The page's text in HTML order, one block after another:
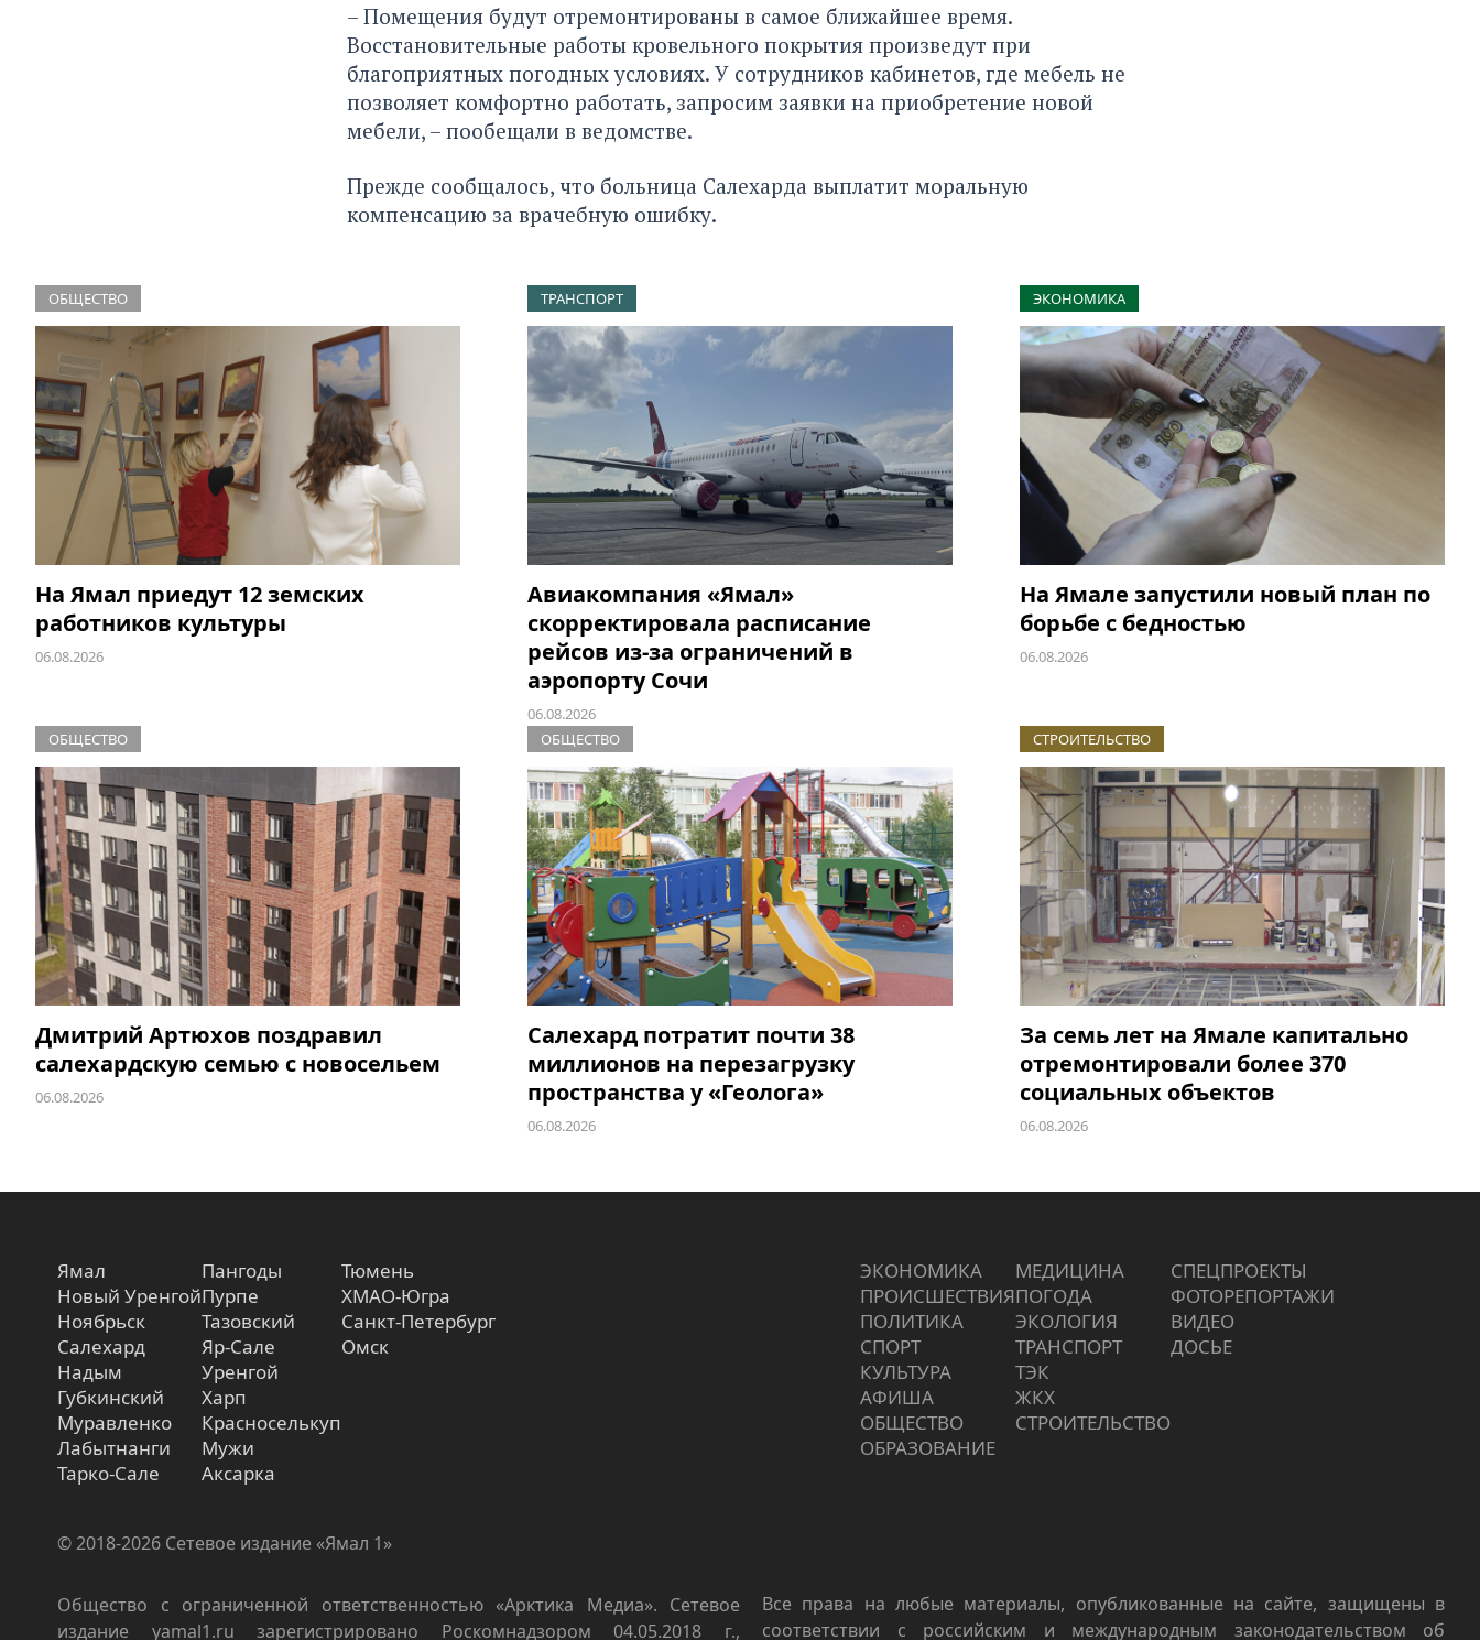
– Помещения будут отремонтированы в самое ближайшее время.
Восстановительные работы кровельного покрытия произведут при
благоприятных погодных условиях. У сотрудников кабинетов, где мебель не
позволяет комфортно работать, запросим заявки на приобретение новой
мебели, – пообещали в ведомстве.
Прежде сообщалось, что больница Салехарда выплатит моральную
компенсацию за врачебную ошибку.
ОБЩЕСТВО
На Ямал приедут 12 земских
работников культуры
06.08.2026
ТРАНСПОРТ
Авиакомпания «Ямал»
скорректировала расписание
рейсов из-за ограничений в
аэропорту Сочи
06.08.2026
ЭКОНОМИКА
На Ямале запустили новый план по
борьбе с бедностью
06.08.2026
ОБЩЕСТВО
Дмитрий Артюхов поздравил
салехардскую семью с новосельем
06.08.2026
ОБЩЕСТВО
Салехард потратит почти 38
миллионов на перезагрузку
пространства у «Геолога»
06.08.2026
СТРОИТЕЛЬСТВО
За семь лет на Ямале капитально
отремонтировали более 370
социальных объектов
06.08.2026
Ямал
Новый Уренгой
Ноябрьск
Салехард
Надым
Губкинский
Муравленко
Лабытнанги
Тарко-Сале
Пангоды
Пурпе
Тазовский
Яр-Сале
Уренгой
Харп
Красноселькуп
Мужи
Аксарка
Тюмень
ХМАО-Югра
Санкт-Петербург
Омск
ЭКОНОМИКА
ПРОИCШЕСТВИЯ
ПОЛИТИКА
СПОРТ
КУЛЬТУРА
АФИША
ОБЩЕСТВО
ОБРАЗОВАНИЕ
МЕДИЦИНА
ПОГОДА
ЭКОЛОГИЯ
ТРАНСПОРТ
ТЭК
ЖКХ
СТРОИТЕЛЬСТВО
СПЕЦПРОЕКТЫ
ФОТОРЕПОРТАЖИ
ВИДЕО
ДОСЬЕ
© 2018-2026 Сетевое издание «Ямал 1»
Общество с ограниченной ответственностью «Арктика Медиа». Сетевое
издание yamal1.ru зарегистрировано Роскомнадзором 04.05.2018 г.,
Все права на любые материалы, опубликованные на сайте, защищены в
соответствии с российским и международным законодательством об